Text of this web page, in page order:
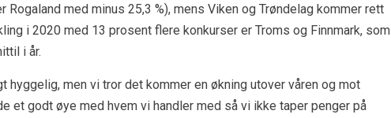
med minus 25,3 %), mens Viken og Trøndelag kommer rett
i 2020 med 13 prosent flere konkurser er Troms og Finnmark, som
i år.
men vi tror det kommer en økning utover våren og mot
et godt øye med hvem vi handler med så vi ikke taper penger på